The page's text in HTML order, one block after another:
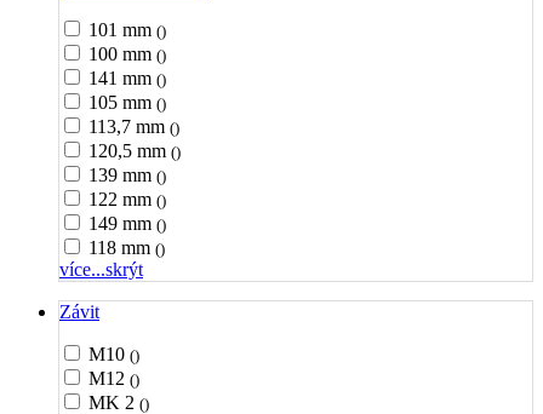
101 mm ()
100 mm ()
141 mm ()
105 mm ()
113,7 mm ()
120,5 mm ()
139 mm ()
122 mm ()
149 mm ()
118 mm ()
více...skrýt
Závit
M10 ()
M12 ()
MK 2 ()